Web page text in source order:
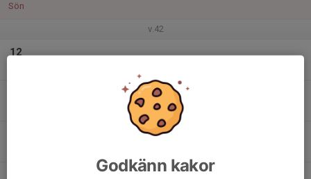
Sön
v.42
12
IOGT, Stockholmsvägen 1, Norrtälje
Godkänn kakor